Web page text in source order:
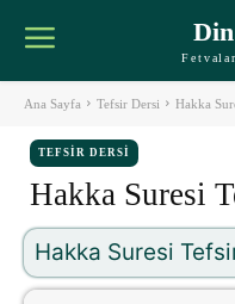
Ana Sayfa Tefsir Dersi Hakka
TEFSIR DERSI
Hakka Suresi
Hakka Suresi